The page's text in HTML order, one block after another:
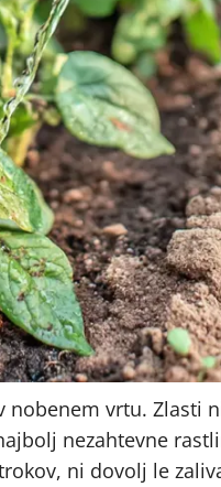
nobenem vrtu. Zlasti
nezahtevne
ni dovolj le